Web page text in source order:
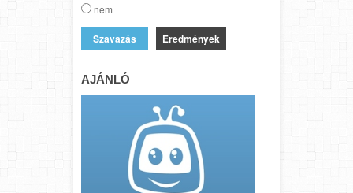
nem
Eredmények
AJÁNLÓ